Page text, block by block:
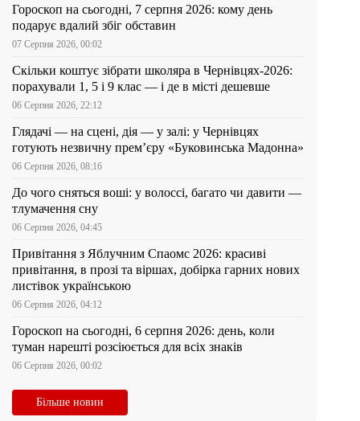
Гороскоп на сьогодні, 7 серпня 2026: кому день
подарує вдалий збіг обставин
07 Серпня 2026, 00:02
Скільки коштує зібрати школяра в Чернівцях-2026:
порахували 1, 5 і 9 клас — і де в місті дешевше
06 Серпня 2026, 22:12
Глядачі — на сцені, дія — у залі: у Чернівцях
готують незвичну прем’єру «Буковинська Мадонна»
06 Серпня 2026, 08:16
До чого сняться воші: у волоссі, багато чи давити —
тлумачення сну
06 Серпня 2026, 04:45
Привітання з Яблучним Спаомс 2026: красиві
привітання, в прозі та віршах, добірка гарних нових
листівок українською
06 Серпня 2026, 04:12
Гороскоп на сьогодні, 6 серпня 2026: день, коли
туман нарешті розсіюється для всіх знаків
06 Серпня 2026, 00:02
Більше новин